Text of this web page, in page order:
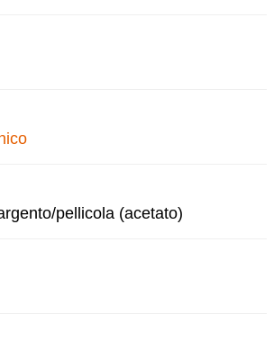
pellicola (acetato)